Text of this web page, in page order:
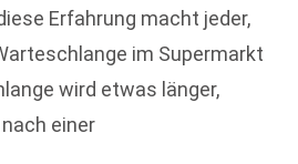
Erfahrung macht jeder,
im Supermarkt
wird etwas länger,
einer